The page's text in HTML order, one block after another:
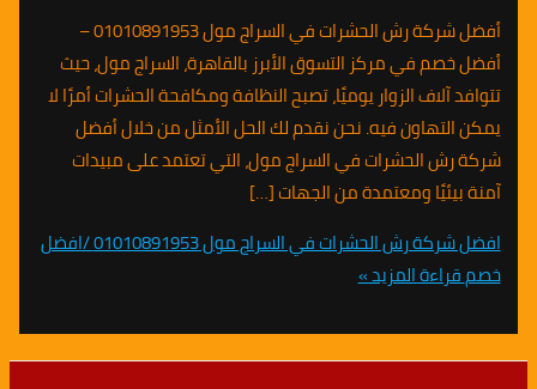
أفضل شركة رش الحشرات في السراج مول 01010891953 –
في مركز التسوق الأبرز بالقاهرة، السراج مول، حيث
الزوار يوميًا، تصبح النظافة ومكافحة الحشرات أمرًا لا
فيه. نحن نقدم لك الحل الأمثل من خلال أفضل
الحشرات في السراج مول، التي تعتمد على مبيدات
ومعتمدة من الجهات […]
افضل شركة رش الحشرات في السراج مول 01010891953 /افضل
المزيد »